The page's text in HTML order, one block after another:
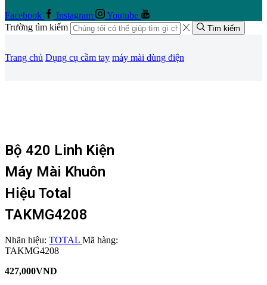
Facebook Instagram
Youtube
Trường tìm kiếm
Tìm kiếm
Trang chủ Dụng cụ cầm tay máy mài dùng điện
Bộ 420 Linh Kiện
Máy Mài Khuôn
Hiệu Total
TAKMG4208
Nhãn hiệu: TOTAL Mã hàng:
TAKMG4208
427,000VND